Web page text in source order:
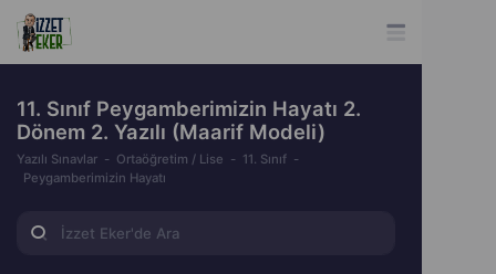
11. Sınıf Peygamberimizin Hayatı 2.
Dönem 2. Yazılı (Maarif Modeli)
Yazılı Sınavlar Ortaöğretim / Lise
11. Sınıf
Peygamberimizin Hayatı